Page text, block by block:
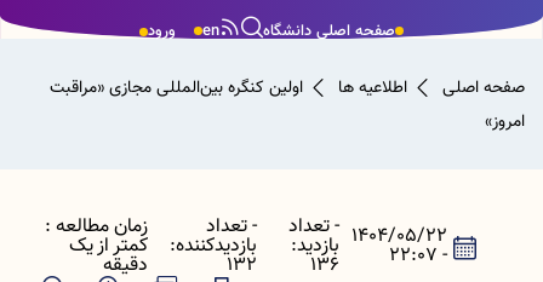
ورود en صفحه اصلی دانشگاه
صفحه اصلی اطلاعیه ها
اولین کنگره بین‌المللی مجازی «مراقبت
امروز»
1404/05/22
- 22:07
- تعداد
بازدید:
136
- تعداد
بازدیدکننده:
132
زمان مطالعه :
کمتر از یک
دقیقه